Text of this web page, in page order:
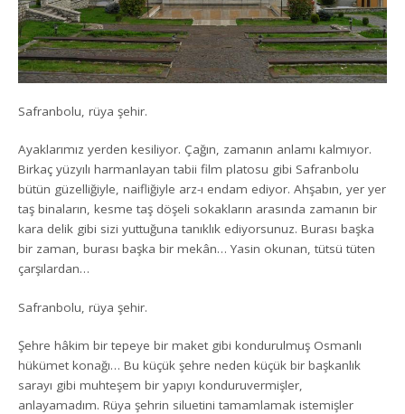
Safranbolu, rüya şehir.
Ayaklarımız yerden kesiliyor. Çağın, zamanın anlamı kalmıyor.
Birkaç yüzyılı harmanlayan tabii film platosu gibi Safranbolu
bütün güzelliğiyle, naifliğiyle arz-ı endam ediyor. Ahşabın, yer yer
taş binaların, kesme taş döşeli sokakların arasında zamanın bir
kara delik gibi sizi yuttuğuna tanıklık ediyorsunuz. Burası başka
bir zaman, burası başka bir mekân… Yasin okunan, tütsü tüten
çarşılardan…
Safranbolu, rüya şehir.
Şehre hâkim bir tepeye bir maket gibi kondurulmuş Osmanlı
hükümet konağı… Bu küçük şehre neden küçük bir başkanlık
sarayı gibi muhteşem bir yapıyı konduruvermişler,
anlayamadım. Rüya şehrin siluetini tamamlamak istemişler